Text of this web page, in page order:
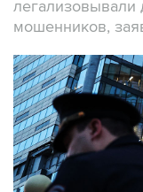
легализовывали
мошенников,